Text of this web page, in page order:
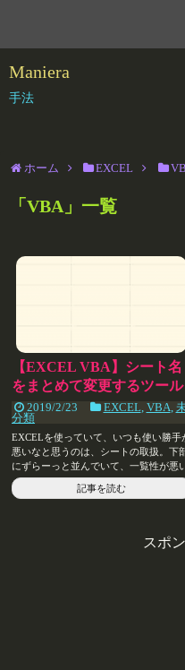
Maniera
手法
ホーム EXCEL
「 VBA 」 一覧
【EXCEL VBA】シート名
をまとめて変更するツール
2019/2/23 EXCEL, VBA
分類
EXCELを使っていて、いつも使い勝手
悪いなと思うのは、シートの取扱。下
にずらーっと並んでいて、一覧性が悪
し、名前を変えようと思うと...
記事を読む
スポ